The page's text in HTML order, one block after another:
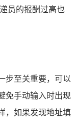
员的报酬过高也
步至关重要，可以
免手动输入时出现
，如果发现地址填